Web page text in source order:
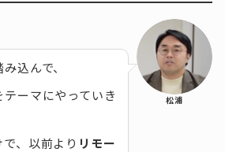
込んで、
テーマにやっていき
、以前より リモー
松浦